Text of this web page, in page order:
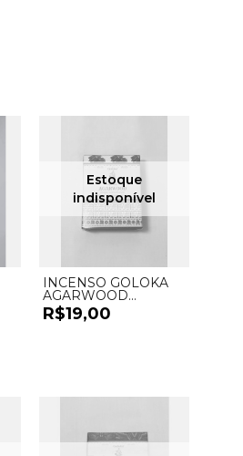
INCENSO GOLOKA
AGARWOOD
CASCATA - UND
R$19,00